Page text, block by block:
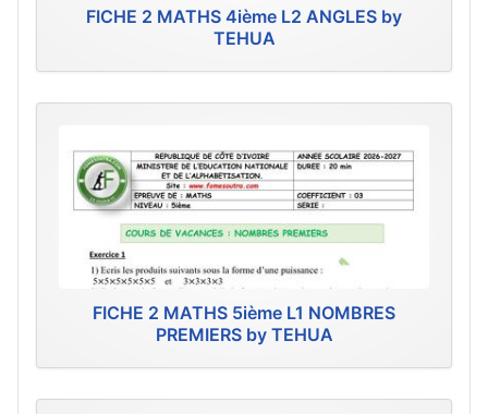
FICHE 2 MATHS 4ième L2 ANGLES by
TEHUA
FICHE 2 MATHS 5ième L1 NOMBRES
PREMIERS by TEHUA